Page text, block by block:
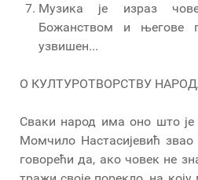
Музика је израз
Божанством и његове
узвишен...
О КУЛТУРОТВОРСТВУ
Сваки народ има оно што је
Момчило Настасијевић
говорећи да, ако човек не